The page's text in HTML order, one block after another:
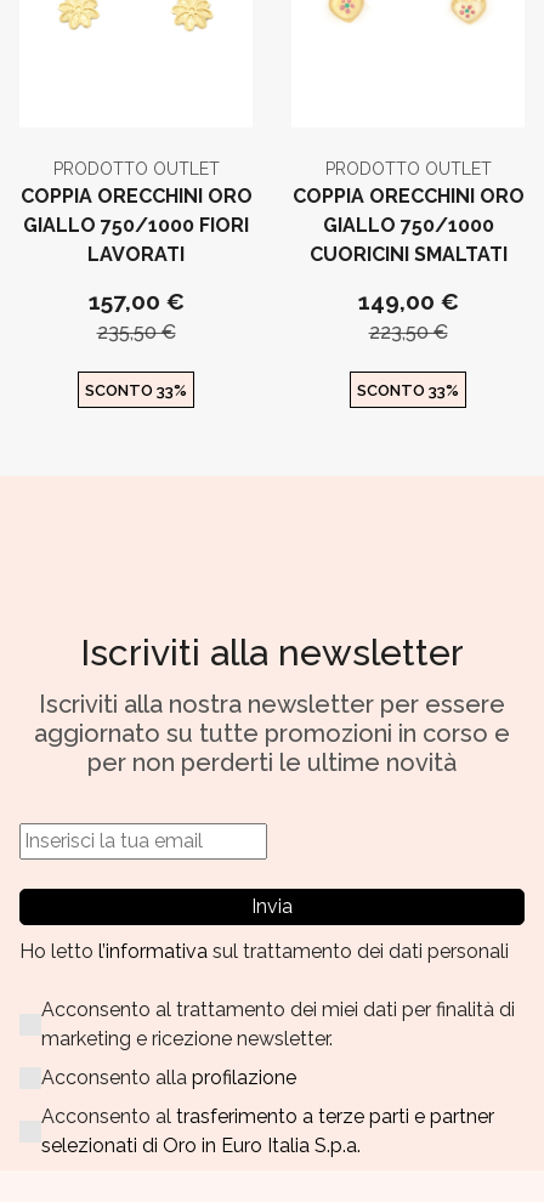
PRODOTTO OUTLET
COPPIA ORECCHINI ORO
GIALLO 750/1000 FIORI
LAVORATI
157,00 €
235,50 €
SCONTO 33%
PRODOTTO OUTLET
COPPIA ORECCHINI ORO
GIALLO 750/1000
CUORICINI SMALTATI
149,00 €
223,50 €
SCONTO 33%
Iscriviti alla newsletter
Iscriviti alla nostra newsletter per essere
aggiornato su tutte promozioni in corso e
per non perderti le ultime novità
Invia
Ho letto l’informativa sul trattamento dei dati personali
Acconsento al trattamento dei miei dati per finalità di
marketing e ricezione newsletter.
Acconsento alla profilazione
Acconsento al trasferimento a terze parti e partner
selezionati di Oro in Euro Italia S.p.a.